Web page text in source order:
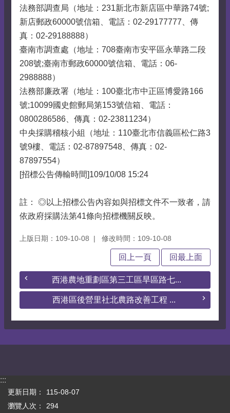
法務部調查局（地址：231新北市新店區中華路74號;
新店郵政60000號信箱、電話：02-29177777、傳
真：02-29188888）
臺南市調查處（地址：708臺南市安平區永華路二段
208號;臺南市郵政60000號信箱、電話：06-
2988888）
法務部廉政署（地址：100臺北市中正區博愛路166
號;10099國史館郵局第153號信箱、電話：
0800286586、傳真：02-23811234）
中央採購稽核小組（地址：110臺北市信義區松仁路3
號9樓、電話：02-87897548、傳真：02-
87897554）
[招標公告傳輸時間]109/10/08 15:24
註： ◎以上招標公告內容如與招標文件不一致者，請
依政府採購法第41條向招標機關反映。
上版日期：109-10-08 修改時間：109-10-08
回上一頁 回最上面
西港農地重劃區第三工區旱區路七...
西港區後營里社北農路改善工程 ...
:::
更新日期：
115-08-07
瀏覽人次：
294